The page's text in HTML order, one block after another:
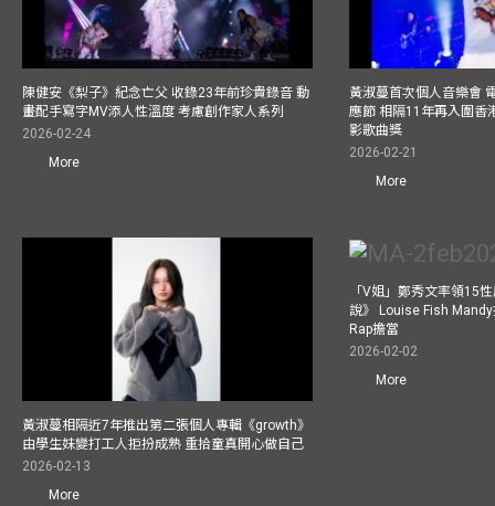
陳健安《梨子》紀念亡父 收錄23年前珍貴錄音 動
畫配手寫字MV添人性溫度 考慮創作家人系列
2026-02-24
More
黃淑蔓首次個人音樂會
應節 相隔11年再入圍香
影歌曲獎
2026-02-21
More
黃淑蔓相隔近7年推出第二張個人專輯《growth》
由學生妹變打工人拒扮成熟 重拾童真開心做自己
2026-02-13
More
「V姐」鄭秀文率領15
說》 Louise Fish
Rap擔當
2026-02-02
More